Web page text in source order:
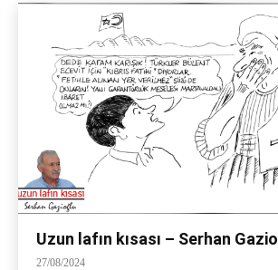
Uzun lafın kısası – Serhan
27/08/2024